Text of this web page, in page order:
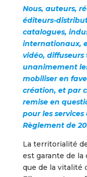
Nous, auteurs,
éditeurs-
catalogues,
internationaux,
vidéo, diffuseurs
unanimement
mobiliser en
création, et par
remise en
pour les
Règlement de
La territorialité
est garante de la
que de la vitalité